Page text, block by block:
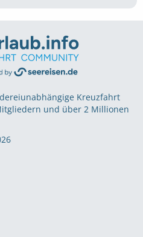
Kreuzfahrt
und über 2 Millionen